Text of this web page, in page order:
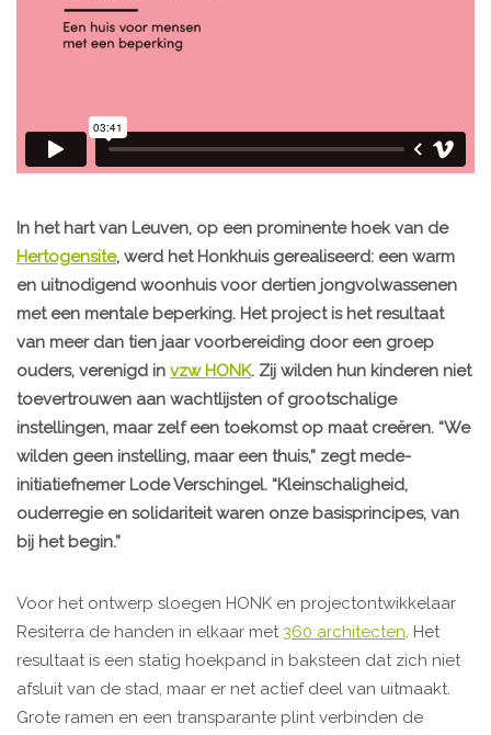
In het hart van Leuven, op een prominente hoek van de
Hertogensite, werd het Honkhuis gerealiseerd: een warm
en uitnodigend woonhuis voor dertien jongvolwassenen
met een mentale beperking. Het project is het resultaat
van meer dan tien jaar voorbereiding door een groep
ouders, verenigd in vzw HONK. Zij wilden hun kinderen niet
toevertrouwen aan wachtlijsten of grootschalige
instellingen, maar zelf een toekomst op maat creëren. “We
wilden geen instelling, maar een thuis,” zegt mede-
initiatiefnemer Lode Verschingel. “Kleinschaligheid,
ouderregie en solidariteit waren onze basisprincipes, van
bij het begin.”
Voor het ontwerp sloegen HONK en projectontwikkelaar
Resiterra de handen in elkaar met360 architecten. Het
resultaat is een statig hoekpand in baksteen dat zich niet
afsluit van de stad, maar er net actief deel van uitmaakt.
Grote ramen en een transparante plint verbinden de